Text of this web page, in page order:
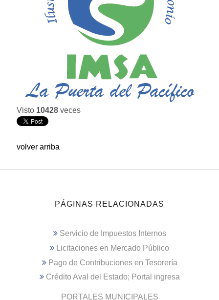
Visto 10428 veces
volver arriba
PÁGINAS RELACIONADAS
Servicio de Impuestos Internos
Licitaciones en Mercado Público
Pago de Contribuciones en Tesorería
Crédito Aval del Estado; Portal ingresa
PORTALES MUNICIPALES